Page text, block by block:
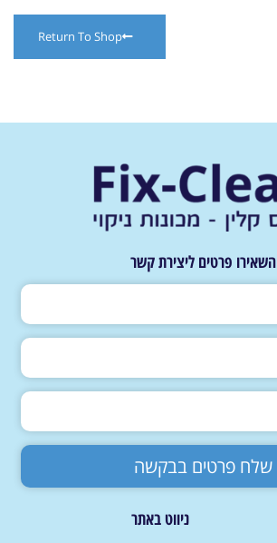
Return To Shop
ניווט באתר
השאירו פרטים ליצירת קשר